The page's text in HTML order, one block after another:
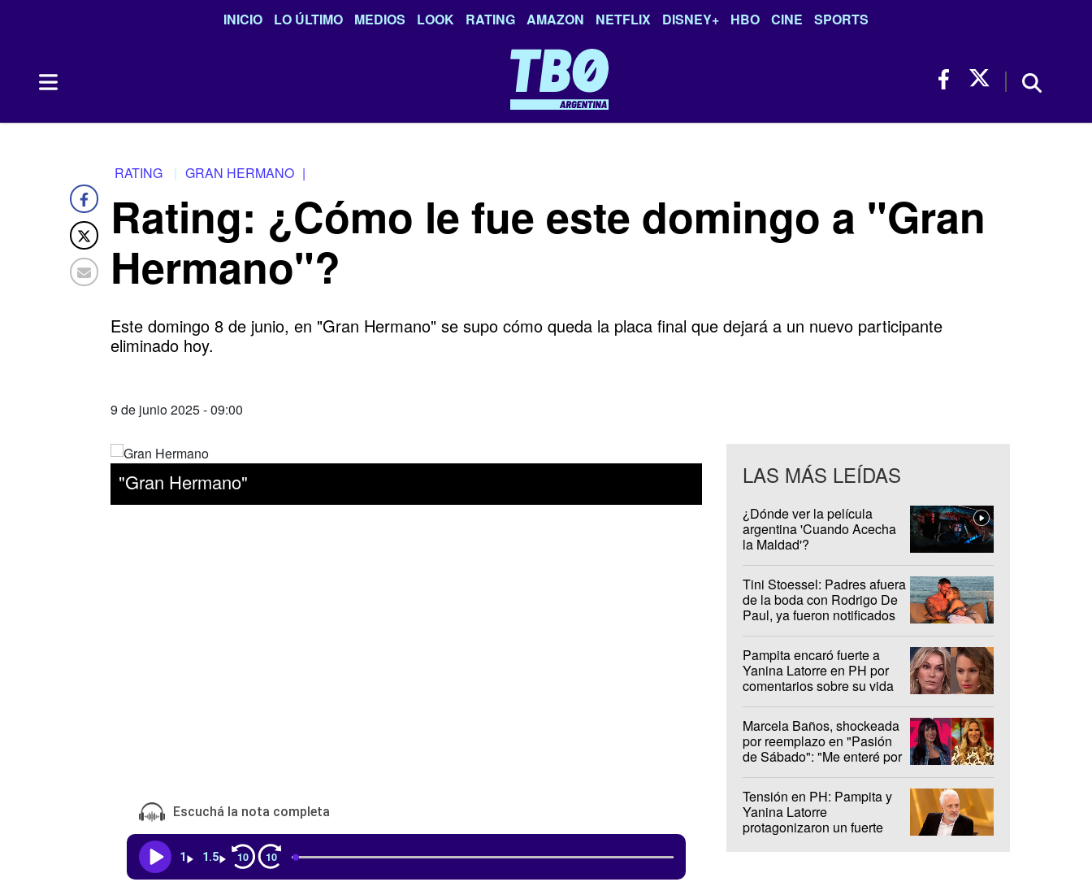
INICIO LO ÚLTIMO MEDIOS LOOK RATING AMAZON NETFLIX DISNEY+ HBO CINE SPORTS
RATING GRAN HERMANO |
Rating: ¿Cómo le fue este domingo a "Gran
Hermano"?
Este domingo 8 de junio, en "Gran Hermano" se supo cómo queda la placa final que dejará a un nuevo participante
eliminado hoy.
9 de junio 2025 - 09:00
"Gran Hermano"
Escuchá la nota completa
1 1.5 10 10
LAS MÁS LEÍDAS
¿Dónde ver la película
argentina 'Cuando Acecha
la Maldad'?
Tini Stoessel: Padres afuera
de la boda con Rodrigo De
Paul, ya fueron notificados
Pampita encaró fuerte a
Yanina Latorre en PH por
comentarios sobre su vida
Marcela Baños, shockeada
por reemplazo en "Pasión
de Sábado": "Me enteré por
Tensión en PH: Pampita y
Yanina Latorre
protagonizaron un fuerte